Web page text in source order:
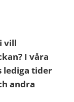
vill
I våra
lediga tider
andra